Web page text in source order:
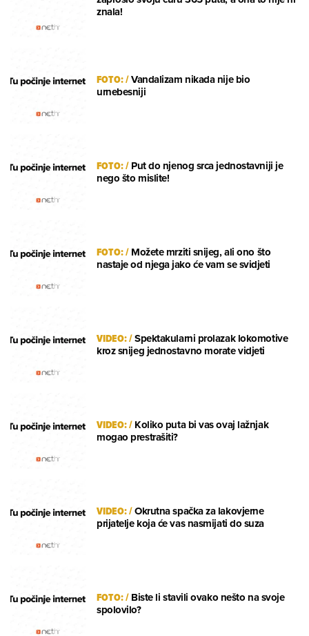
znala!
FOTO:/Vandalizam nikada nije bio
urnebesniji
FOTO:/Put do njenog srca jednostavniji je
nego što mislite!
FOTO:/Možete mrziti snijeg, ali ono što
nastaje od njega jako će vam se svidjeti
VIDEO:/Spektakularni prolazak lokomotive
kroz snijeg jednostavno morate vidjeti
VIDEO:/Koliko puta bi vas ovaj lažnjak
mogao prestrašiti?
VIDEO:/Okrutna spačka za lakovjerne
prijatelje koja će vas nasmijati do suza
FOTO:/Biste li stavili ovako nešto na svoje
spolovilo?